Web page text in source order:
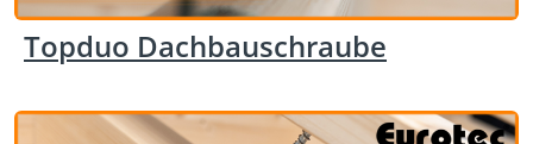
Topduo Dachbauschraube